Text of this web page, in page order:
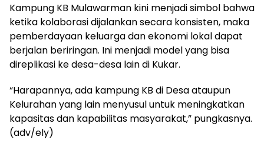
Kampung KB Mulawarman kini menjadi simbol bahwa
ketika kolaborasi dijalankan secara konsisten, maka
pemberdayaan keluarga dan ekonomi lokal dapat
berjalan beriringan. Ini menjadi model yang bisa
direplikasi ke desa-desa lain di Kukar.
“Harapannya, ada kampung KB di Desa ataupun
Kelurahan yang lain menyusul untuk meningkatkan
kapasitas dan kapabilitas masyarakat,” pungkasnya.
(adv/ely)